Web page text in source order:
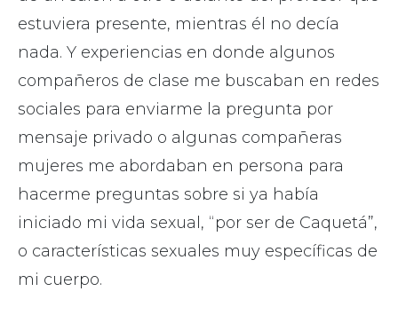
estuviera presente, mientras él no decía
nada. Y experiencias en donde algunos
compañeros de clase me buscaban en redes
sociales para enviarme la pregunta por
mensaje privado o algunas compañeras
mujeres me abordaban en persona para
hacerme preguntas sobre si ya había
iniciado mi vida sexual, “por ser de Caquetá”,
o características sexuales muy específicas de
mi cuerpo.